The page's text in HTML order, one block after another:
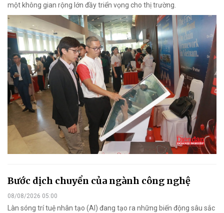
một không gian rộng lớn đầy triển vọng cho thị trường.
Bước dịch chuyển của ngành công nghệ
08/08/2026 05:00
Làn sóng trí tuệ nhân tạo (AI) đang tạo ra những biến động sâu sắc